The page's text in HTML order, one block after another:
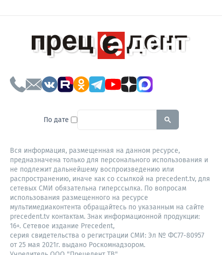
По дате To search this site, enter a
Вся информация, размещенная на данном ресурсе,
предназначена только для персонального использования и
не подлежит дальнейшему воспроизведению или
распространению, иначе как со ссылкой на precedent.tv, для
сетевых СМИ обязательна гиперссылка. По вопросам
использования размещенного на ресурсе
мультимедиаконтента обращайтесь по указанным на сайте
precedent.tv контактам. Знак информационной продукции:
16+. Сетевое издание Precedent,
серия свидетельства о регистрации СМИ: Эл № ФС77-80957
от 25 мая 2021г. выдано Роскомнадзором.